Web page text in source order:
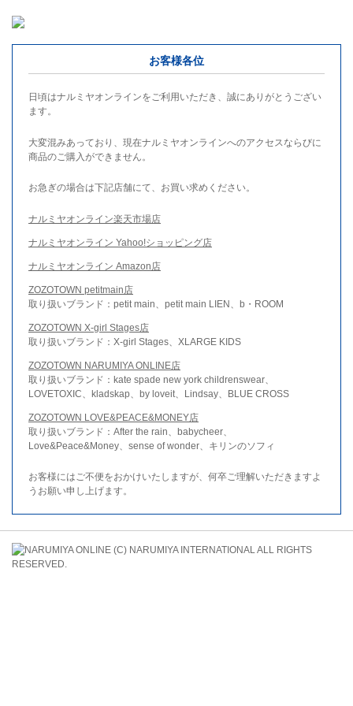
お客様各位
日頃はナルミヤオンラインをご利用いただき、誠にありがとうござい
ます。
大変混みあっており、現在ナルミヤオンラインへのアクセスならびに
商品のご購入ができません。
お急ぎの場合は下記店舗にて、お買い求めください。
ナルミヤオンライン楽天市場店
ナルミヤオンライン Yahoo!ショッピング店
ナルミヤオンライン Amazon店
ZOZOTOWN petitmain店
取り扱いブランド：petit main、petit main LIEN、b・ROOM
ZOZOTOWN X-girl Stages店
取り扱いブランド：X-girl Stages、XLARGE KIDS
ZOZOTOWN NARUMIYA ONLINE店
取り扱いブランド：kate spade new york childrenswear、
LOVETOXIC、kladskap、by loveit、Lindsay、BLUE CROSS
ZOZOTOWN LOVE&PEACE&MONEY店
取り扱いブランド：After the rain、babycheer、
Love&Peace&Money、sense of wonder、キリンのソフィ
お客様にはご不便をおかけいたしますが、何卒ご理解いただきますよ
うお願い申し上げます。